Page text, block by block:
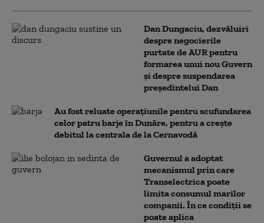
Dan Dungaciu, dezvăluiri
despre negocierile
purtate de AUR pentru
formarea unui nou Guvern
și despre suspendarea
președintelui Dan
Au fost reluate operațiunile pentru scufundarea
celor patru barje în Dunăre, pentru a crește
debitul la centrala de la Cernavodă
Guvernul a adoptat
mecanismul prin care
Transelectrica poate
limita consumul marilor
companii. În ce condiții se
poate aplica